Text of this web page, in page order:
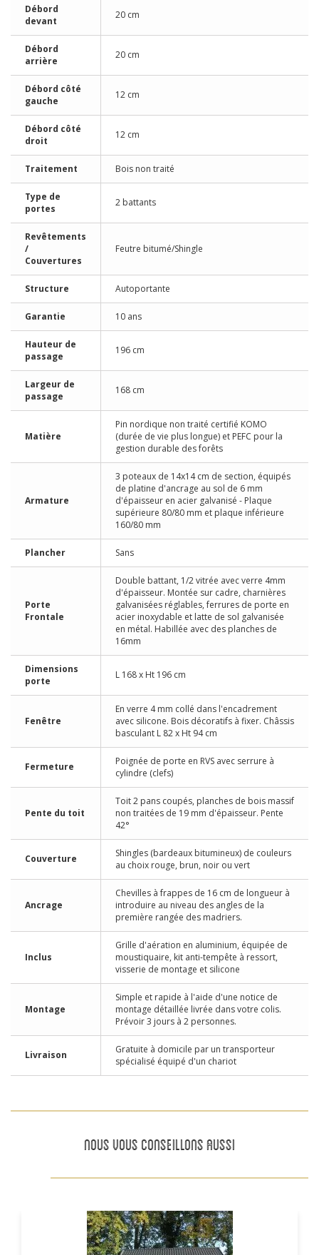
Débord
devant
20 cm
Débord
arrière
20 cm
Débord côté
gauche
12 cm
Débord côté
droit
12 cm
Traitement Bois non traité
Type de
portes
2 battants
Revêtements
/
Couvertures
Feutre bitumé/Shingle
Structure Autoportante
Garantie 10 ans
Hauteur de
passage
196 cm
Largeur de
passage
168 cm
Matière
Pin nordique non traité certifié KOMO
(durée de vie plus longue) et PEFC pour la
gestion durable des forêts
Armature
3 poteaux de 14x14 cm de section, équipés
de platine d'ancrage au sol de 6 mm
d'épaisseur en acier galvanisé - Plaque
supérieure 80/80 mm et plaque inférieure
160/80 mm
Plancher Sans
Porte
Frontale
Double battant, 1/2 vitrée avec verre 4mm
d'épaisseur. Montée sur cadre, charnières
galvanisées réglables, ferrures de porte en
acier inoxydable et latte de sol galvanisée
en métal. Habillée avec des planches de
16mm
Dimensions
porte
L 168 x Ht 196 cm
Fenêtre
En verre 4 mm collé dans l'encadrement
avec silicone. Bois décoratifs à fixer. Châssis
basculant L 82 x Ht 94 cm
Fermeture
Poignée de porte en RVS avec serrure à
cylindre (clefs)
Pente du toit
Toit 2 pans coupés, planches de bois massif
non traitées de 19 mm d'épaisseur. Pente
42°
Couverture
Shingles (bardeaux bitumineux) de couleurs
au choix rouge, brun, noir ou vert
Ancrage
Chevilles à frappes de 16 cm de longueur à
introduire au niveau des angles de la
première rangée des madriers.
Inclus
Grille d'aération en aluminium, équipée de
moustiquaire, kit anti-tempête à ressort,
visserie de montage et silicone
Montage
Simple et rapide à l'aide d'une notice de
montage détaillée livrée dans votre colis.
Prévoir 3 jours à 2 personnes.
Livraison
Gratuite à domicile par un transporteur
spécialisé équipé d'un chariot
NOUS VOUS CONSEILLONS AUSSI